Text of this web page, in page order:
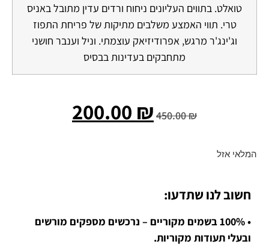
טואלט. בתווים העליונים ניחוח ורדים עדין מתובל באניס
טרי. תווי האמצע משלבים מתיקות של פריחת התפוז
וג'ינג'ר מרגש, אפרודיזיאק עוצמתי. וניל וענבר חושני
מתחבקים בעדינות בבסיס
450.00₪
200.00 ₪
המלאי אזל
חשוב לנו שתדעו:
• 100% בשמים מקוריים – נרכשים מספקים מורשים
ובעלי תעודות מקוריות.